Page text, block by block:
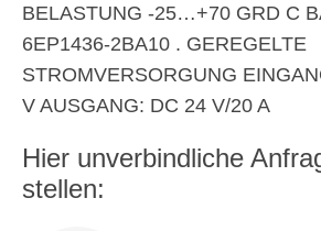
BELASTUNG -25…+70 GRD C
6EP1436-2BA10 . GEREGELTE
STROMVERSORGUNG
V AUSGANG: DC 24 V/20 A
Hier unverbindliche
stellen: